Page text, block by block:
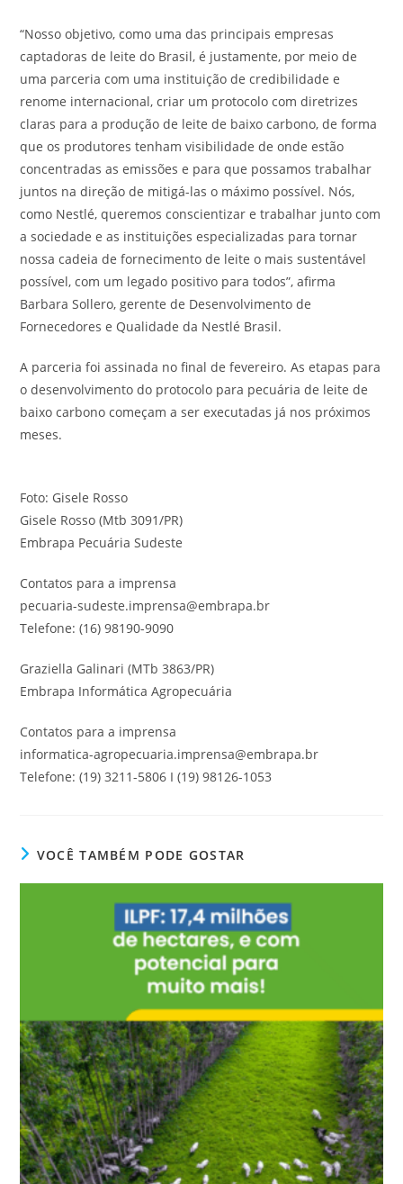
“Nosso objetivo, como uma das principais empresas
captadoras de leite do Brasil, é justamente, por meio de
uma parceria com uma instituição de credibilidade e
renome internacional, criar um protocolo com diretrizes
claras para a produção de leite de baixo carbono, de forma
que os produtores tenham visibilidade de onde estão
concentradas as emissões e para que possamos trabalhar
juntos na direção de mitigá-las o máximo possível. Nós,
como Nestlé, queremos conscientizar e trabalhar junto com
a sociedade e as instituições especializadas para tornar
nossa cadeia de fornecimento de leite o mais sustentável
possível, com um legado positivo para todos”, afirma
Barbara Sollero, gerente de Desenvolvimento de
Fornecedores e Qualidade da Nestlé Brasil.
A parceria foi assinada no final de fevereiro. As etapas para
o desenvolvimento do protocolo para pecuária de leite de
baixo carbono começam a ser executadas já nos próximos
meses.
Foto: Gisele Rosso
Gisele Rosso(Mtb 3091/PR)
Embrapa Pecuária Sudeste
Contatos para a imprensa
pecuaria-sudeste.imprensa@embrapa.br
Telefone: (16) 98190-9090
Graziella Galinari(MTb 3863/PR)
Embrapa Informática Agropecuária
Contatos para a imprensa
informatica-agropecuaria.imprensa@embrapa.br
Telefone: (19) 3211-5806 I (19) 98126-1053
VOCÊ TAMBÉM PODE GOSTAR